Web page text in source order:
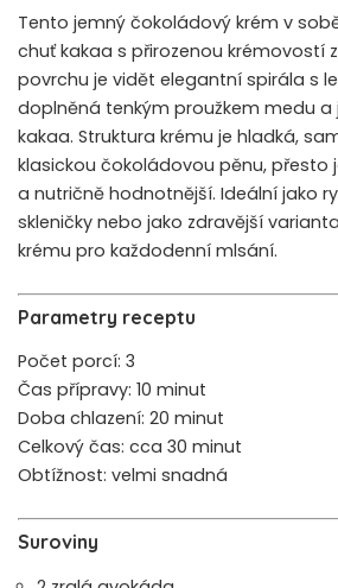
Tento jemný čokoládový krém v
chuť kakaa s přirozenou krémovostí
povrchu je vidět elegantní spirála s
doplněná tenkým proužkem medu
kakaa. Struktura krému je hladká,
klasickou čokoládovou pěnu, přesto
a nutričně hodnotnější. Ideální jako
skleničky nebo jako zdravější
krému pro každodenní mlsání.
Parametry receptu
Počet porcí: 3
Čas přípravy: 10 minut
Doba chlazení: 20 minut
Celkový čas: cca 30 minut
Obtížnost: velmi snadná
Suroviny